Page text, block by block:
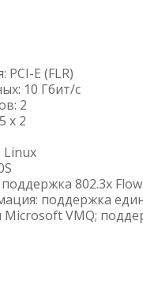
E (FLR)
10 Гбит/c
2
x 2
Linux
802.3x
поддержка
Microsoft VMQ;